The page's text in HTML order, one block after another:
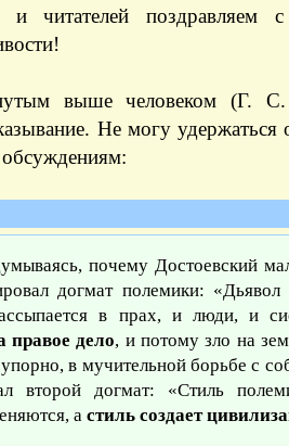
читателей поздравляем с
выше человеком (Г.
Не могу удержаться
почему Достоевский
догмат полемики:
в прах, и люди, и
правое дело, и потому зло на
в мучительной борьбе с
второй догмат: «Стиль
а стиль создает